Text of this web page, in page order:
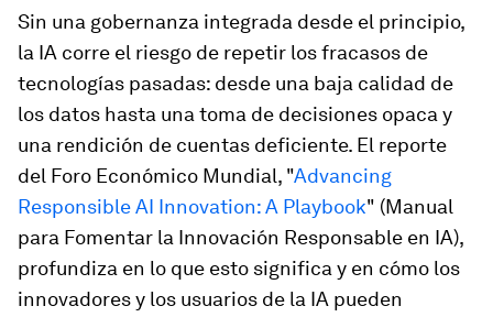
Sin una gobernanza integrada desde el principio,
la IA corre el riesgo de repetir los fracasos de
tecnologías pasadas: desde una baja calidad de
los datos hasta una toma de decisiones opaca y
una rendición de cuentas deficiente. El reporte
del Foro Económico Mundial, "Advancing
Responsible AI Innovation: A Playbook" (Manual
para Fomentar la Innovación Responsable en IA),
profundiza en lo que esto significa y en cómo los
innovadores y los usuarios de la IA pueden